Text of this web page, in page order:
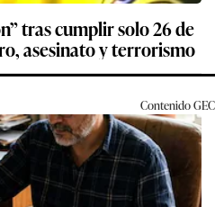
tras cumplir solo 26 de
asesinato y terrorismo
ContenidoGEC